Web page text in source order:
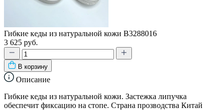
Гибкие кеды из натуральной кожи В3288016
3 625 руб.
В корзину
Описание
Гибкие кеды из натуральной кожи. Застежка липучка
обеспечит фиксацию на стопе. Страна прозводства Китай